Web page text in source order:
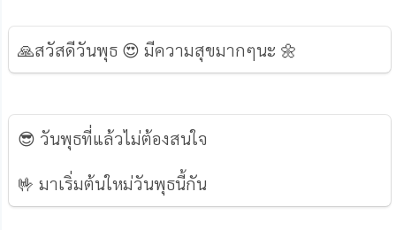
🙏สวัสดีวันพุธ 😍 มีความสุขมากๆนะ 🌼
😎 วันพุธที่แล้วไม่ต้องสนใจ
🤟 มาเริ่มต้นใหม่วันพุธนี้กัน